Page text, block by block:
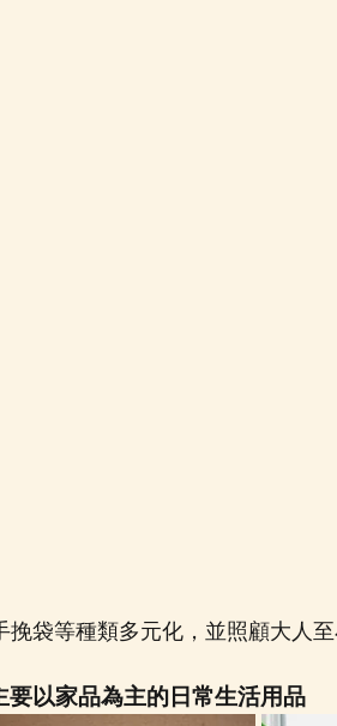
袋等種類多元化，並照顧大人至
要以家品為主的日常生活用品